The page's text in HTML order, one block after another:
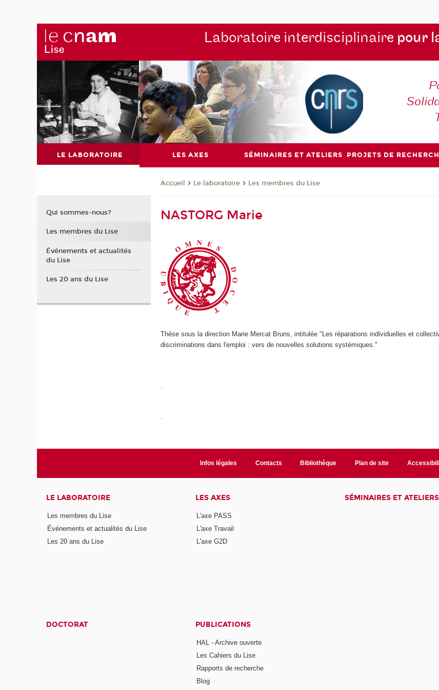
Laboratoire interdisciplinaire pour
LE LABORATOIRE LES AXES SÉMINAIRES ET ATELIERS PROJETS DE
Accueil Le laboratoire Les membres du Lise
NASTORG Marie
Thèse sous la direction Marie Mercat Bruns, intitulée "Les réparations individuelles et
discriminations dans l'emploi : vers de nouvelles solutions systémiques."
Qui sommes-nous?
Les membres du Lise
Événements et actualités
du Lise
Les 20 ans du Lise
Infos légales Contacts Bibliothèque Plan de site
LE LABORATOIRE
Les membres du Lise
Événements et actualités du Lise
Les 20 ans du Lise
LES AXES
L'axe PASS
L'axe Travail
L'axe G2D
SÉMINAIRES ET ATELIERS
DOCTORAT PUBLICATIONS
HAL - Archive ouverte
Les Cahiers du Lise
Rapports de recherche
Blog